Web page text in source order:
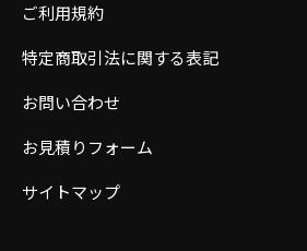
ご利用規約
特定商取引法に関する表記
お問い合わせ
お見積りフォーム
サイトマップ